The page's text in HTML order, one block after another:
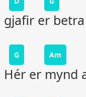
gjafir er
G Am
Hér er mynd